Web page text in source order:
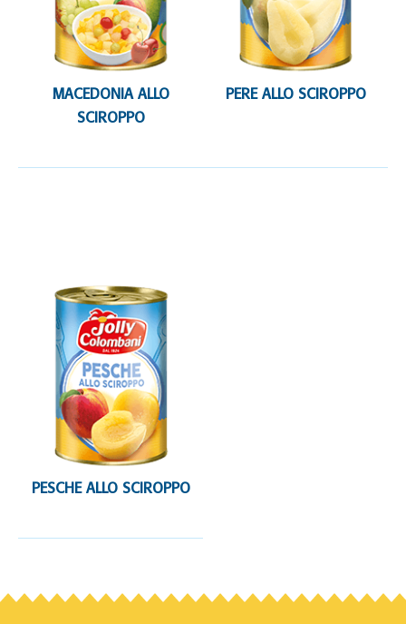
MACEDONIA ALLO
SCIROPPO
PERE ALLO SCIROPPO
PESCHE ALLO SCIROPPO